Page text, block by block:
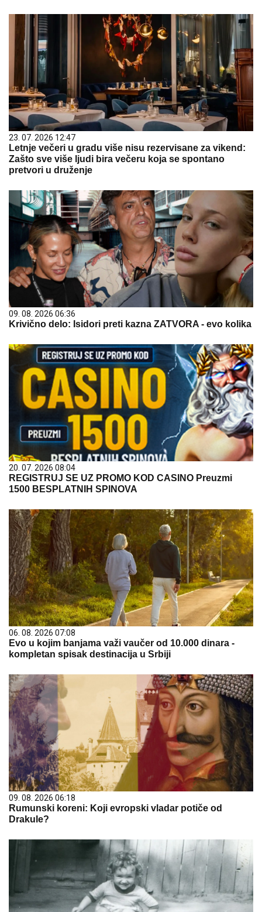
23. 07. 2026 12:47
Letnje večeri u gradu više nisu rezervisane za vikend:
Zašto sve više ljudi bira večeru koja se spontano
pretvori u druženje
09. 08. 2026 06:36
Krivično delo: Isidori preti kazna ZATVORA - evo kolika
20. 07. 2026 08:04
REGISTRUJ SE UZ PROMO KOD CASINO Preuzmi
1500 BESPLATNIH SPINOVA
06. 08. 2026 07:08
Evo u kojim banjama važi vaučer od 10.000 dinara -
kompletan spisak destinacija u Srbiji
09. 08. 2026 06:18
Rumunski koreni: Koji evropski vladar potiče od
Drakule?